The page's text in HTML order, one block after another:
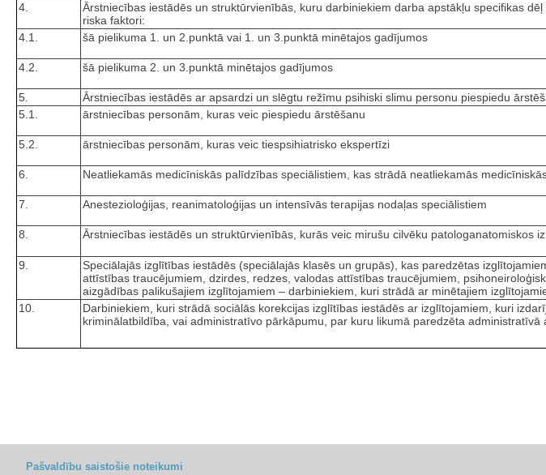
4.
Ārstniecības iestādēs un struktūrvienībās, kuru darbiniekiem darba apstākļu specifikas
riska faktori:
4.1.
šā pielikuma 1. un 2.punktā vai 1. un 3.punktā minētajos gadījumos
4.2. šā pielikuma 2. un 3.punktā minētajos gadījumos
5.
Ārstniecības iestādēs ar apsardzi un slēgtu režīmu psihiski slimu personu piespiedu
5.1.
ārstniecības personām, kuras veic piespiedu ārstēšanu
5.2. ārstniecības personām, kuras veic tiespsihiatrisko ekspertīzi
6. Neatliekamās medicīniskās palīdzības speciālistiem, kas strādā neatliekamās
7. Anestezioloģijas, reanimatoloģijas un intensīvās terapijas nodaļas speciālistiem
8. Ārstniecības iestādēs un struktūrvienībās, kurās veic mirušu cilvēku patologanatomiskos
9.
Speciālajās izglītības iestādēs (speciālajās klasēs un grupās), kas paredzētas
attīstības traucējumiem, dzirdes, redzes, valodas attīstības traucējumiem,
aizgādības palikušajiem izglītojamiem – darbiniekiem, kuri strādā ar minētajiem
10.
Darbiniekiem, kuri strādā sociālās korekcijas izglītības iestādēs ar izglītojamiem, kuri
kriminālatbildība, vai administratīvo pārkāpumu, par kuru likumā paredzēta administratīvā
Pašvaldību saistošie noteikumi